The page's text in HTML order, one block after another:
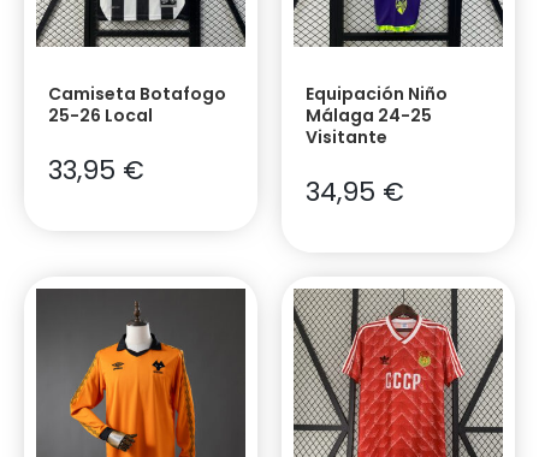
Camiseta Botafogo
25-26 Local
33,95 €
Equipación Niño
Málaga 24-25
Visitante
34,95 €